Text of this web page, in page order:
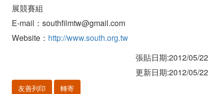
展競賽組
E-mail：southfilmtw@gmail.com
Website： http://www.south.org.tw
張貼日期:2012/05/22
更新日期:2012/05/22
友善列印 轉寄